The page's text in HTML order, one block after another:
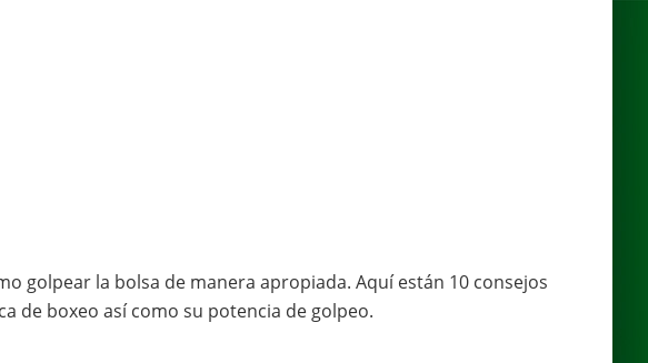
golpear la bolsa de manera apropiada. Aquí están 10 consejos
de boxeo así como su potencia de golpeo.